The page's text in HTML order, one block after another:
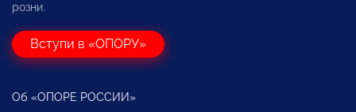
розни.
Вступи в «ОПОРУ»
Об «ОПОРЕ РОССИИ»